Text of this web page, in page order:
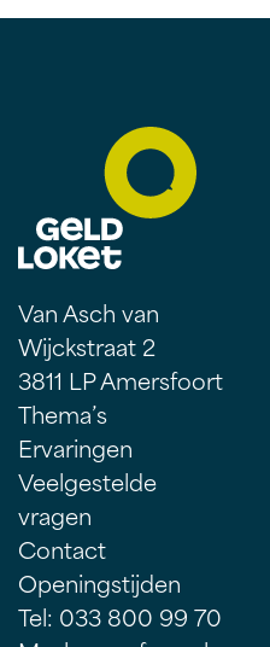
Van Asch van
Wijckstraat 2
3811 LP Amersfoort
Thema’s
Ervaringen
Veelgestelde
vragen
Contact
Openingstijden
Tel: 033 800 99 70